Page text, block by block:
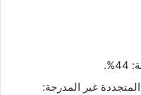
المتجددة غير المدرجة: